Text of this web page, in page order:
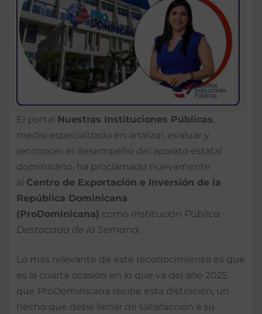
El portal Nuestras Instituciones Públicas
medio especializado en analizar, evaluar y
reconocer el desempeño del aparato estatal
dominicano, ha proclamado nuevamente
al Centro de Exportación e Inversión de la
República Dominicana
(ProDominicana) como Institución Pública
Destacada de la Semana
Lo más relevante de este reconocimiento es que
es la cuarta ocasión en lo que va del año 2025
que ProDominicana recibe esta distinción, un
hecho que debe llenar de satisfacción a su